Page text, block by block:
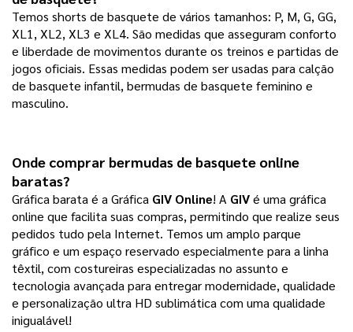
Temos shorts de basquete de vários tamanhos: P, M, G, GG,
XL1, XL2, XL3 e XL4. São medidas que asseguram conforto
e liberdade de movimentos durante os treinos e partidas de
jogos oficiais. Essas medidas podem ser usadas para calção
de basquete infantil, bermudas de basquete feminino e
masculino.
Onde comprar bermudas de basquete online
baratas?
Gráfica barata é a Gráfica GIV Online! A GIVé uma gráfica
online que facilita suas compras, permitindo que realize seus
pedidos tudo pela Internet. Temos um amplo parque
gráfico e um espaço reservado especialmente para a linha
têxtil, com costureiras especializadas no assunto e
tecnologia avançada para entregar modernidade, qualidade
e personalização ultra HD sublimática com uma qualidade
inigualável!